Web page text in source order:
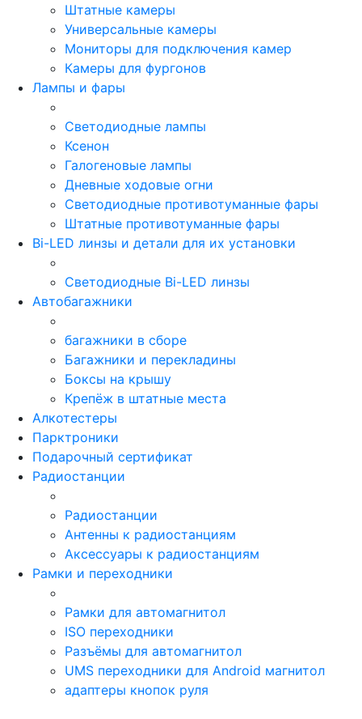
Штатные камеры
Универсальные камеры
Мониторы для подключения камер
Камеры для фургонов
Лампы и фары
Светодиодные лампы
Ксенон
Галогеновые лампы
Дневные ходовые огни
Светодиодные противотуманные фары
Штатные противотуманные фары
Bi-LED линзы и детали для их установки
Светодиодные Bi-LED линзы
Автобагажники
багажники в сборе
Багажники и перекладины
Боксы на крышу
Крепёж в штатные места
Алкотестеры
Парктроники
Подарочный сертификат
Радиостанции
Радиостанции
Антенны к радиостанциям
Аксессуары к радиостанциям
Рамки и переходники
Рамки для автомагнитол
ISO переходники
Разъёмы для автомагнитол
UMS переходники для Android магнитол
адаптеры кнопок руля